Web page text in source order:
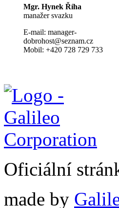
Mgr. Hynek Říha
manažer svazku
E-mail: manager-
dobrohost@seznam.cz
Mobil: +420 728 729 733
Oficiální
made by